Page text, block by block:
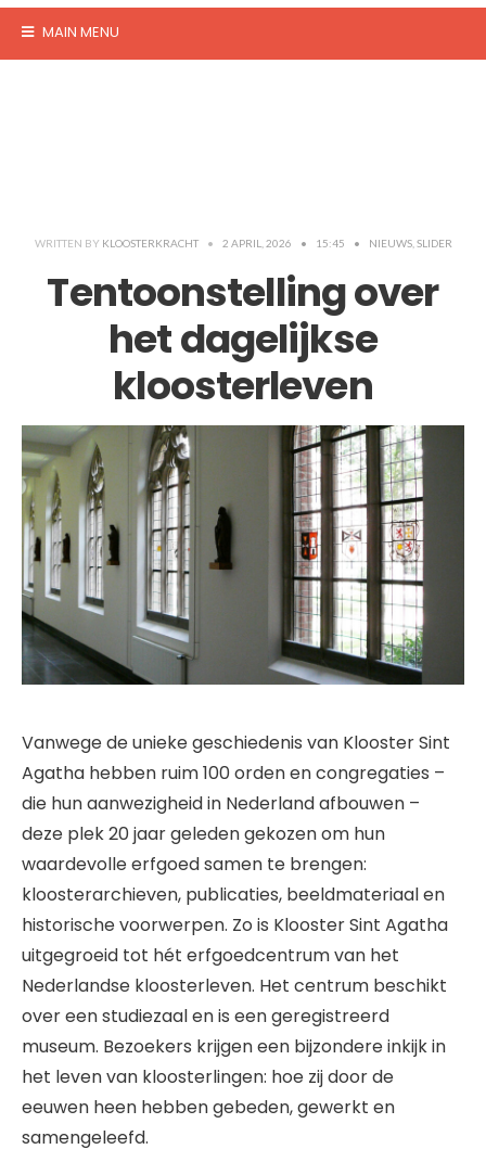
MAIN MENU
WRITTEN BY KLOOSTERKRACHT • 2 APRIL, 2026 • 15:45 • NIEUWS, SLIDER
Tentoonstelling over
het dagelijkse
kloosterleven
Vanwege de unieke geschiedenis van Klooster Sint
Agatha hebben ruim 100 orden en congregaties –
die hun aanwezigheid in Nederland afbouwen –
deze plek 20 jaar geleden gekozen om hun
waardevolle erfgoed samen te brengen:
kloosterarchieven, publicaties, beeldmateriaal en
historische voorwerpen. Zo is Klooster Sint Agatha
uitgegroeid tot hét erfgoedcentrum van het
Nederlandse kloosterleven. Het centrum beschikt
over een studiezaal en is een geregistreerd
museum. Bezoekers krijgen een bijzondere inkijk in
het leven van kloosterlingen: hoe zij door de
eeuwen heen hebben gebeden, gewerkt en
samengeleefd.